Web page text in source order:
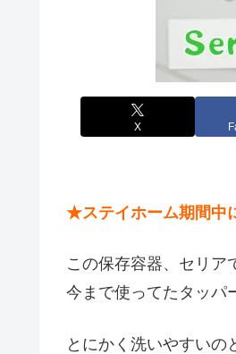
X
★ステイホーム期間中
この保存容器、セリア
今まで使ってたタッパ
とにかく洗いやすいの